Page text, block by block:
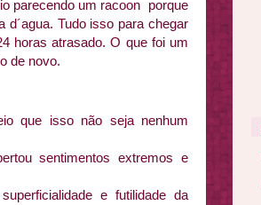
parecendo um racoon porque
Tudo isso para chegar
horas atrasado. O que foi um
de novo.
que isso não seja nenhum
sentimentos extremos e
e futilidade da